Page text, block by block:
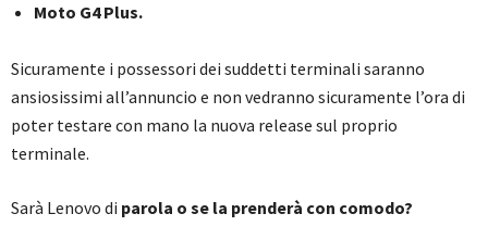
Moto G4 Plus.
Sicuramente i possessori dei suddetti terminali saranno
ansiosissimi all’annuncio e non vedranno sicuramente l’ora di
poter testare con mano la nuova release sul proprio
terminale.
Sarà Lenovo di parola o se la prenderà con comodo?